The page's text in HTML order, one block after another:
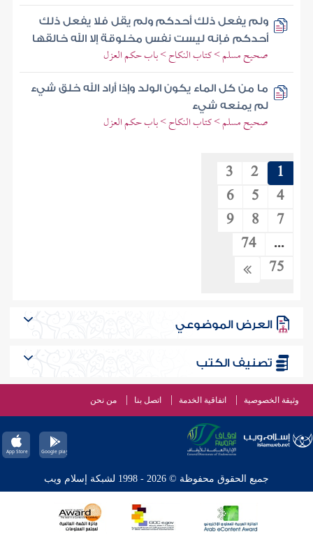
ولم يفعل ذلك أحدكم ولم يقل فلا يفعل ذلك
أحدكم فإنه ليست نفس مخلوقة إلا الله خالقها
صحيح مسلم > كتاب النكاح > باب حكم العزل
ما من كل الماء يكون الولد وإذا أراد الله خلق شيء
لم يمنعه شيء
صحيح مسلم > كتاب النكاح > باب حكم العزل
1
2
3
4
5
6
7
8
9
...
74
75
العرض الموضوعي
تصنيف الكتب
وثيقة الخصوصية اتفاقية الخدمة اتصل بنا من نحن
جميع الحقوق محفوظة © 2026 - 1998 لشبكة إسلام ويب